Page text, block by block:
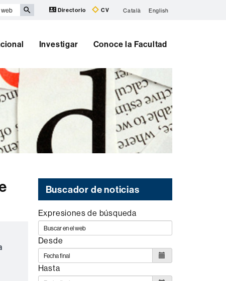
Directorio CV Català English
Investigar Conoce la Facultad
Buscador de noticias
Expresiones de búsqueda
Desde
Hasta